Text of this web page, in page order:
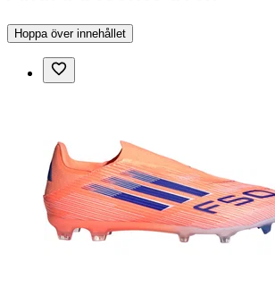
Hoppa över innehållet